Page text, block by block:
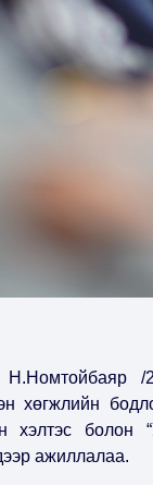
/
хөгжлийн
хэлтэс болон
ажиллалаа.